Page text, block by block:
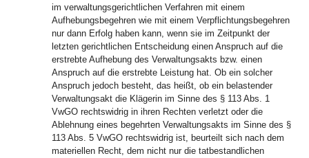
im verwaltungsgerichtlichen Verfahren mit einem
Aufhebungsbegehren wie mit einem Verpflichtungsbegehren
nur dann Erfolg haben kann, wenn sie im Zeitpunkt der
letzten gerichtlichen Entscheidung einen Anspruch auf die
erstrebte Aufhebung des Verwaltungsakts bzw. einen
Anspruch auf die erstrebte Leistung hat. Ob ein solcher
Anspruch jedoch besteht, das heißt, ob ein belastender
Verwaltungsakt die Klägerin im Sinne des § 113 Abs. 1
VwGO rechtswidrig in ihren Rechten verletzt oder die
Ablehnung eines begehrten Verwaltungsakts im Sinne des §
113 Abs. 5 VwGO rechtswidrig ist, beurteilt sich nach dem
materiellen Recht, dem nicht nur die tatbestandlichen